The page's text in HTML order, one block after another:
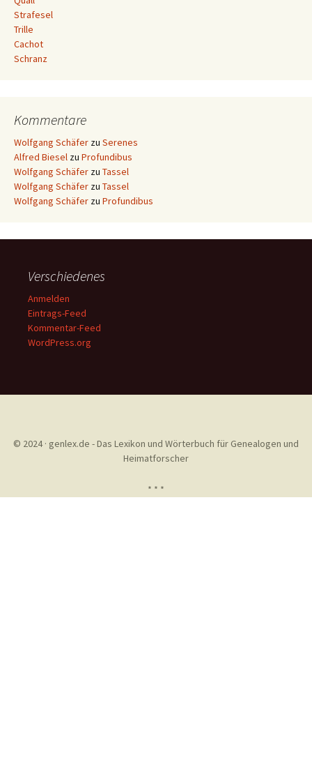
Strafesel
Trille
Cachot
Schranz
Kommentare
Wolfgang Schäfer zu Serenes
Alfred Biesel zu Profundibus
Wolfgang Schäfer zu Tassel
Wolfgang Schäfer zu Tassel
Wolfgang Schäfer zu Profundibus
Verschiedenes
Anmelden
Eintrags-Feed
Kommentar-Feed
WordPress.org
© 2024 · genlex.de - Das Lexikon und Wörterbuch für Genealogen und
Heimatforscher
* * *